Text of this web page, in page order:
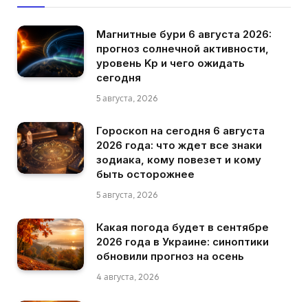
Магнитные бури 6 августа 2026:
прогноз солнечной активности,
уровень Kp и чего ожидать
сегодня
5 августа, 2026
Гороскоп на сегодня 6 августа
2026 года: что ждет все знаки
зодиака, кому повезет и кому
быть осторожнее
5 августа, 2026
Какая погода будет в сентябре
2026 года в Украине: синоптики
обновили прогноз на осень
4 августа, 2026